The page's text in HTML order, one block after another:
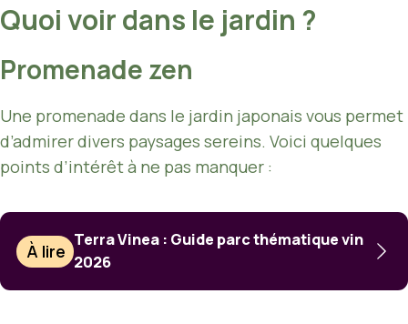
Quoi voir dans le jardin ?
Promenade zen
Une promenade dans le jardin japonais vous permet
d’admirer divers paysages sereins. Voici quelques
points d’intérêt à ne pas manquer :
À lire
Terra Vinea : Guide parc thématique vin
2026